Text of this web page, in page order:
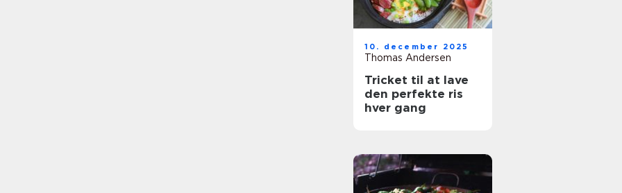
10. december 2025
Thomas Andersen
Tricket til at lave
den perfekte ris
hver gang